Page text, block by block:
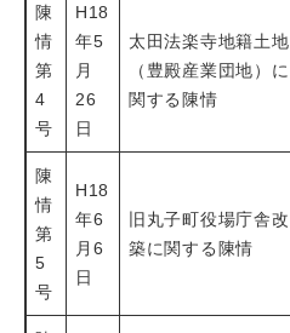
陳
情
第
4
号
H18
年5
月
26
日
太田法楽寺地籍土地
（豊殿産業団地）に
関する陳情
陳
情
第
5
号
H18
年6
月6
日
旧丸子町役場庁舎改
築に関する陳情